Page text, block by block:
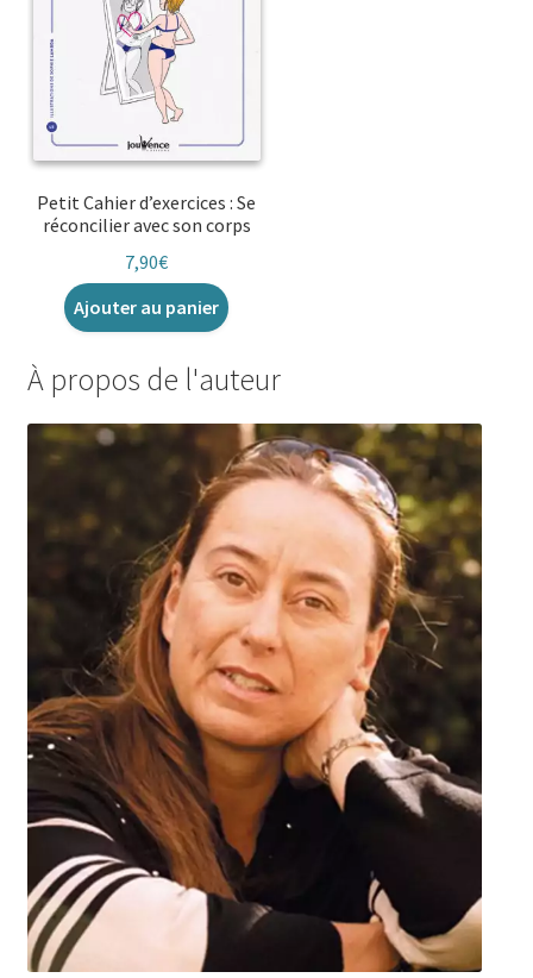
Petit Cahier d’exercices : Se
réconcilier avec son corps
7,90€
Ajouter au panier
À propos de l'auteur